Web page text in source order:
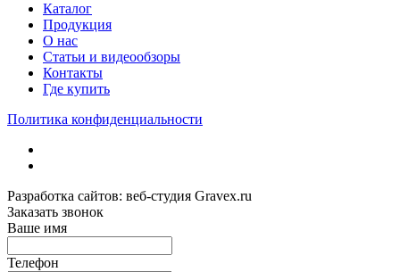
Каталог
Продукция
О нас
Статьи и видеообзоры
Контакты
Где купить
Политика конфиденциальности
Разработка сайтов: веб-студия Gravex.ru
Заказать звонок
Ваше имя
Телефон